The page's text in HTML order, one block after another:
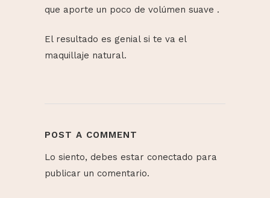
que aporte un poco de volúmen suave .
El resultado es genial si te va el
maquillaje natural.
POST A COMMENT
Lo siento, debes estar conectado para
publicar un comentario.